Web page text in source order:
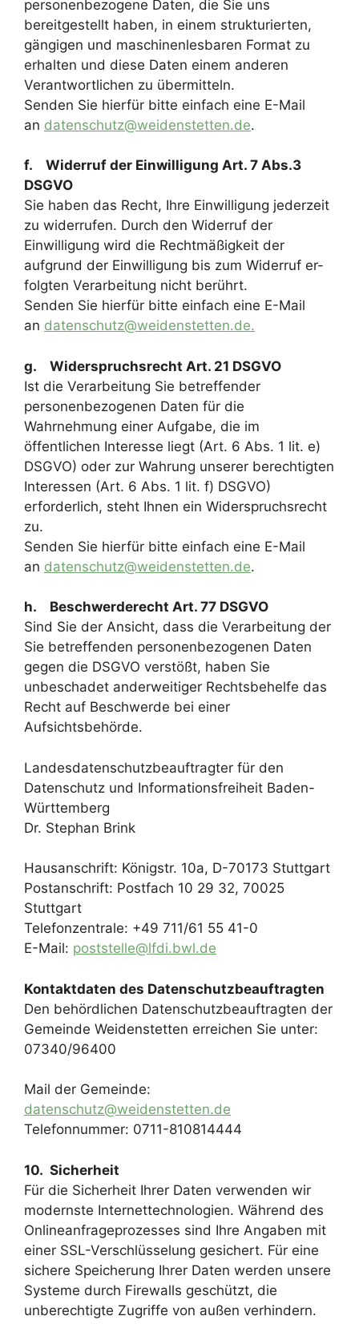
personenbezogene Daten, die Sie uns
bereitgestellt haben, in einem strukturierten,
gängigen und maschinenlesbaren Format zu
erhalten und diese Daten einem anderen
Verantwortlichen zu übermitteln.
Senden Sie hierfür bitte einfach eine E-Mail
an datenschutz@weidenstetten.de.
f. Widerruf der Einwilligung Art. 7 Abs.3
DSGVO
Sie haben das Recht, Ihre Einwilligung jederzeit
zu widerrufen. Durch den Widerruf der
Einwilligung wird die Rechtmäßigkeit der
aufgrund der Einwilligung bis zum Widerruf er-
folgten Verarbeitung nicht berührt.
Senden Sie hierfür bitte einfach eine E-Mail
an datenschutz@weidenstetten.de.
g. Widerspruchsrecht Art. 21 DSGVO
Ist die Verarbeitung Sie betreffender
personenbezogenen Daten für die
Wahrnehmung einer Aufgabe, die im
öffentlichen Interesse liegt (Art. 6 Abs. 1 lit. e)
DSGVO) oder zur Wahrung unserer berechtigten
Interessen (Art. 6 Abs. 1 lit. f) DSGVO)
erforderlich, steht Ihnen ein Widerspruchsrecht
zu.
Senden Sie hierfür bitte einfach eine E-Mail
an datenschutz@weidenstetten.de.
h. Beschwerderecht Art. 77 DSGVO
Sind Sie der Ansicht, dass die Verarbeitung der
Sie betreffenden personenbezogenen Daten
gegen die DSGVO verstößt, haben Sie
unbeschadet anderweitiger Rechtsbehelfe das
Recht auf Beschwerde bei einer
Aufsichtsbehörde.
Landesdatenschutzbeauftragter für den
Datenschutz und Informationsfreiheit Baden-
Württemberg
Dr. Stephan Brink
Hausanschrift: Königstr. 10a, D-70173 Stuttgart
Postanschrift: Postfach 10 29 32, 70025
Stuttgart
Telefonzentrale: +49 711/61 55 41-0
E-Mail: poststelle@lfdi.bwl.de
Kontaktdaten des Datenschutzbeauftragten
Den behördlichen Datenschutzbeauftragten der
Gemeinde Weidenstetten erreichen Sie unter:
07340/96400
Mail der Gemeinde:
datenschutz@weidenstetten.de
Telefonnummer: 0711-810814444
10. Sicherheit
Für die Sicherheit Ihrer Daten verwenden wir
modernste Internettechnologien. Während des
Onlineanfrageprozesses sind Ihre Angaben mit
einer SSL-Verschlüsselung gesichert. Für eine
sichere Speicherung Ihrer Daten werden unsere
Systeme durch Firewalls geschützt, die
unberechtigte Zugriffe von außen verhindern.